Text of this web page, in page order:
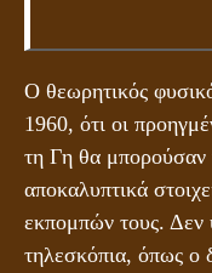
Ο θεωρητικός
1960, ότι οι
τη Γη θα μπορούσαν
αποκαλυπτικά
εκπομπών τους. Δεν
τηλεσκόπια, όπως ο